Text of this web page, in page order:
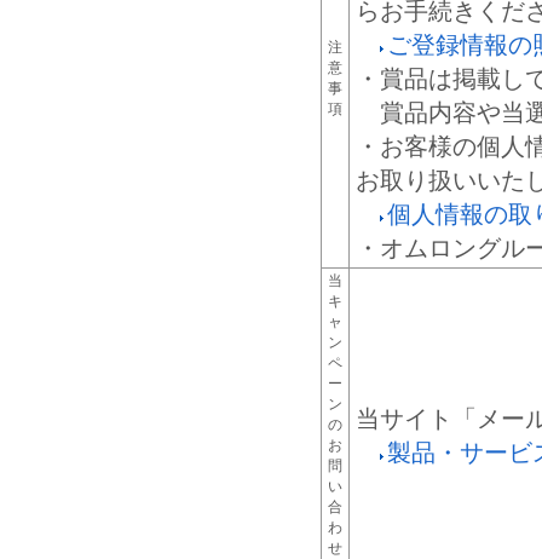
注
意
事
項
らお手続きくだ
ご登録情報の
・賞品は掲載し
賞品内容や当
・お客様の個人
お取り扱いいた
個人情報の取
・オムロングル
当
キ
ャ
ン
ペ
ー
ン
の
お
問
い
合
わ
せ
当サイト「メー
製品・サービ